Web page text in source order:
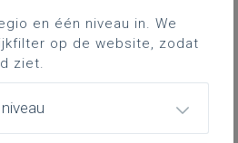
en één niveau in. We
op de website, zodat
ziet.